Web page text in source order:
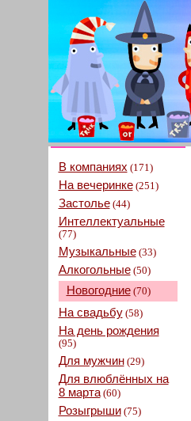
В компаниях (171)
На вечеринке(251)
Застолье(44)
Интеллектуальные
(77)
Музыкальные(33)
Алкогольные(50)
Новогодние(70)
На свадьбу(58)
На день рождения
(95)
Для мужчин(29)
Для влюблённых на
8 марта(60)
Розыгрыши(75)